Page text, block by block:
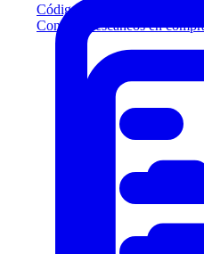
Códigos QR
Convierta escaneos en